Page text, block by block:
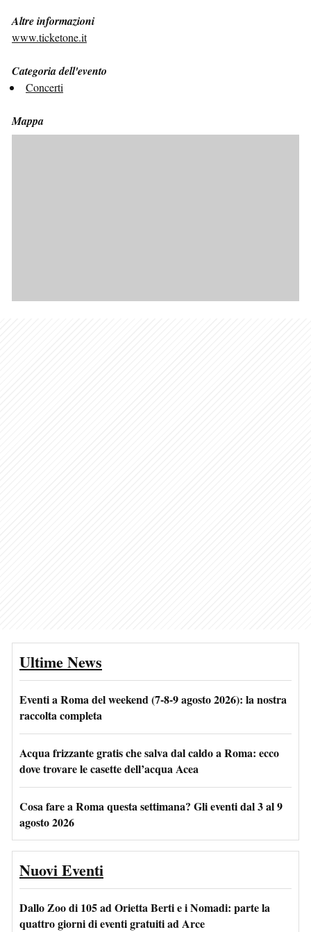
Altre informazioni
www.ticketone.it
Categoria dell'evento
Concerti
Mappa
Ultime News
Eventi a Roma del weekend (7-8-9 agosto 2026): la nostra
raccolta completa
Acqua frizzante gratis che salva dal caldo a Roma: ecco
dove trovare le casette dell’acqua Acea
Cosa fare a Roma questa settimana? Gli eventi dal 3 al 9
agosto 2026
Nuovi Eventi
Dallo Zoo di 105 ad Orietta Berti e i Nomadi: parte la
quattro giorni di eventi gratuiti ad Arce